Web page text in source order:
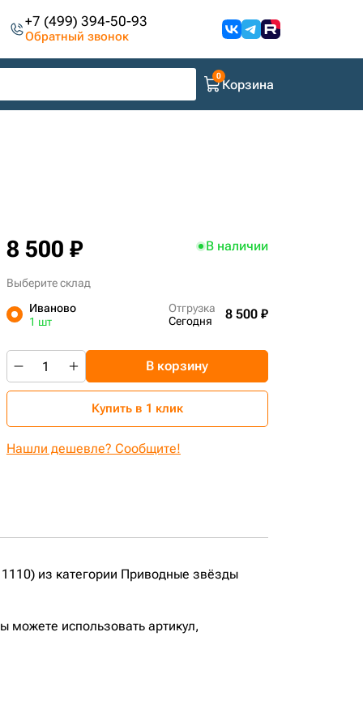
+7 (499) 394-50-93
Обратный звонок
Корзина
8 500 ₽ В наличии
Выберите склад
Иваново
1 шт
Отгрузка
Сегодня
8 500 ₽
В корзину
Купить в 1 клик
Нашли дешевле? Сообщите!
из категории Приводные звёзды
можете использовать артикул,